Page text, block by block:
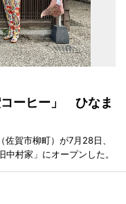
コーヒー」 ひなま
賀市柳町）が7月28日、
村家」にオープンした。